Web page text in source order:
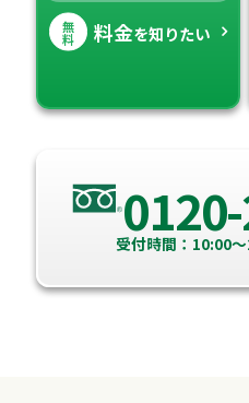
無
料 料金を知りたい
受付時間：10:00